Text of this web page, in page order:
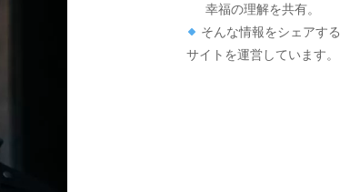
幸福の理解を共有。
そんな情報をシェアする
サイトを運営しています。